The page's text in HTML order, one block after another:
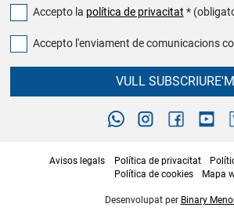
Accepto la política de privacitat *
Accepto l'enviament de comunicacions
VULL SUBSCRIURE'M
Avisos legals Política de privacitat
Política de cookies
Mapa
Desenvolupat per Binary